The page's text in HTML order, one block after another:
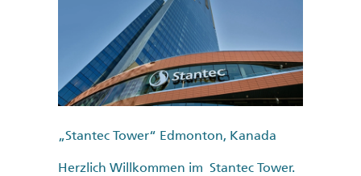
„Stantec Tower“ Edmonton, Kanada
Herzlich Willkommen im Stantec Tower.